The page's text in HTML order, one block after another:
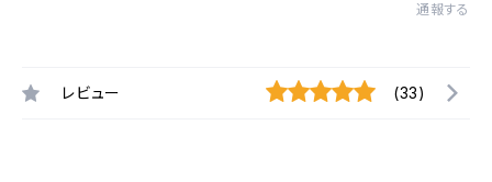
通報する
レビュー (33)